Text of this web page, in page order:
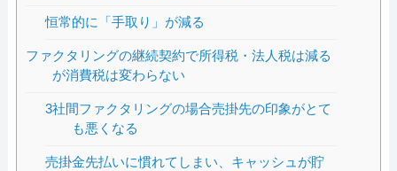
恒常的に「手取り」が減る
ファクタリングの継続契約で所得税・法人税は減る
が消費税は変わらない
3社間ファクタリングの場合売掛先の印象がとて
も悪くなる
売掛金先払いに慣れてしまい、キャッシュが貯